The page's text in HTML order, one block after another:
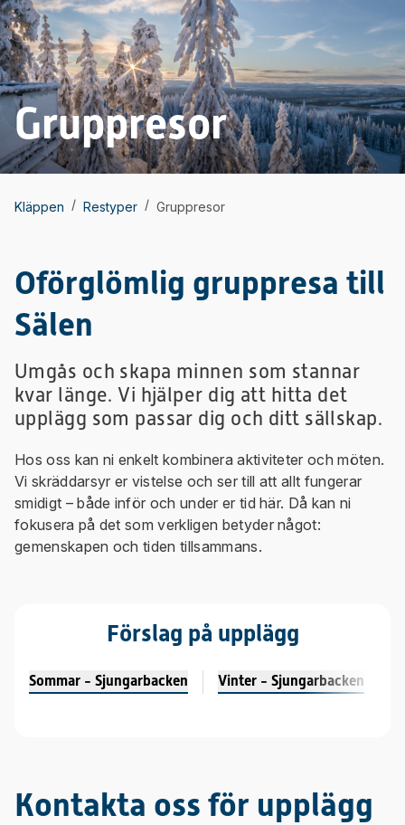
Gruppresor
Kläppen / Restyper / Gruppresor
Oförglömlig gruppresa till
Sälen
Umgås och skapa minnen som stannar
kvar länge. Vi hjälper dig att hitta det
upplägg som passar dig och ditt sällskap.
Hos oss kan ni enkelt kombinera aktiviteter och möten.
Vi skräddarsyr er vistelse och ser till att allt fungerar
smidigt – både inför och under er tid här. Då kan ni
fokusera på det som verkligen betyder något:
gemenskapen och tiden tillsammans.
Förslag på upplägg
Sommar - Sjungarbacken Vinter - Sjungarbacken
Kontakta oss för upplägg